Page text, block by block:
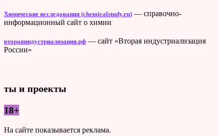
Химические исследования (chemicalstudy.ru) — справочно-
информационный сайт о химии
втораяиндустриализация.рф — сайт «Вторая индустриализация
России»
ты и проекты
18+
На сайте показывается реклама.